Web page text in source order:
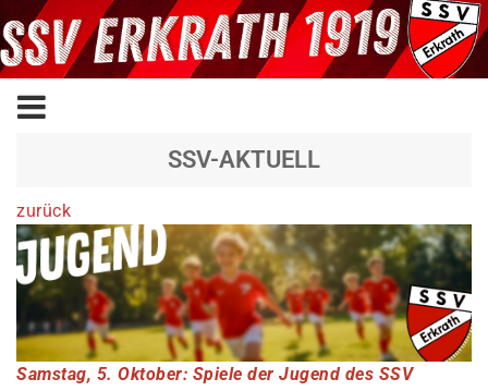
SSV-AKTUELL
zurück
Samstag, 5. Oktober: Spiele der Jugend des SSV